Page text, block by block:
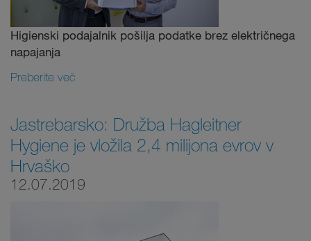
Higienski podajalnik pošilja podatke brez električnega
napajanja
Preberite več
Jastrebarsko: Družba Hagleitner
Hygiene je vložila 2,4 milijona evrov v
Hrvaško
12.07.2019